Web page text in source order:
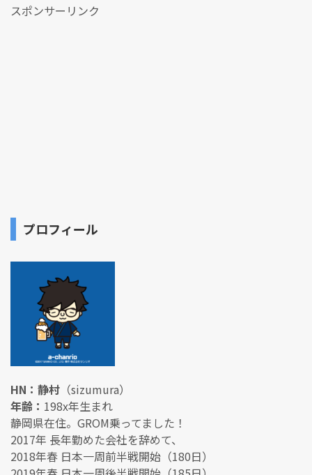
スポンサーリンク
プロフィール
HN：静村 （sizumura）
年齢： 198x年生まれ
静岡県在住。GROM乗ってました！
2017年 長年勤めた会社を辞めて、
2018年春 日本一周前半戦開始（180日）